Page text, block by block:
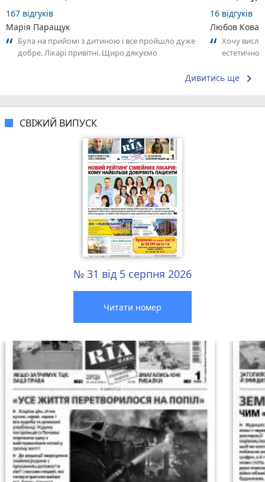
167 відгуків
Марія Паращук
Була на прийомі з дитиною і все пройшло дуже
добре. Лікарі привітні. Щиро дякуємо
16 відгуків
Любов
Хочу
справжнє...
Дивитись ще keyboard_arrow_right
СВІЖИЙ ВИПУСК
№ 31 від 5 серпня 2026
Читати номер